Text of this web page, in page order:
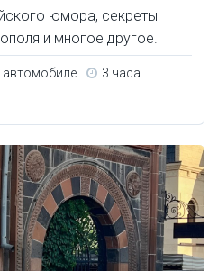
юмора, секреты
и многое другое.
автомобиле 3 часа